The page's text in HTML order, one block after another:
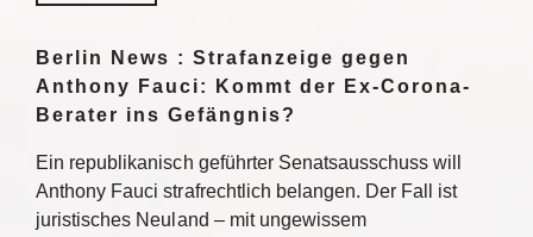
Berlin News : Strafanzeige gegen
Anthony Fauci: Kommt der Ex-Corona-
Berater ins Gefängnis?
Ein republikanisch geführter Senatsausschuss will
Anthony Fauci strafrechtlich belangen. Der Fall ist
juristisches Neuland – mit ungewissem